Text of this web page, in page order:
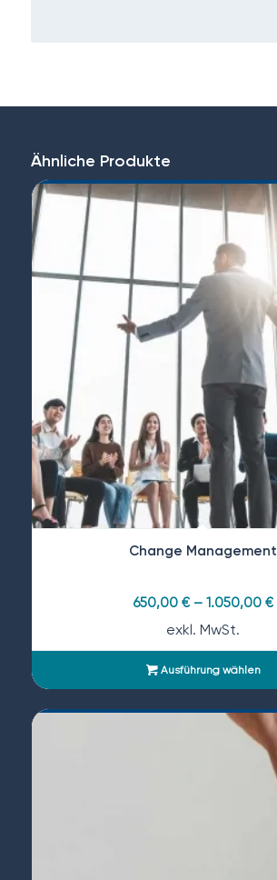
Ähnliche Produkte
Change Management
650,00 €– 1.050,00 €
exkl. MwSt.
Ausführung wählen